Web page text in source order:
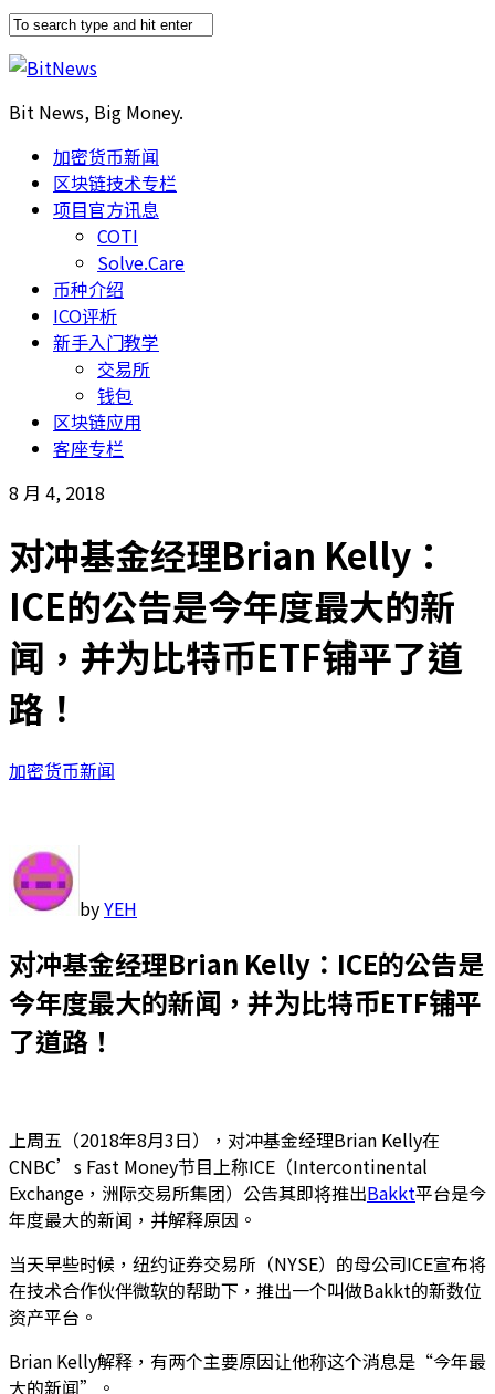
Bit News, Big Money.
加密货币新闻
区块链技术专栏
项目官方讯息
COTI
Solve.Care
币种介绍
ICO评析
新手入门教学
交易所
钱包
区块链应用
客座专栏
8 月 4, 2018
对冲基金经理Brian Kelly：
ICE的公告是今年度最大的新
闻，并为比特币ETF铺平了道
路！
加密货币新闻
byYEH
对冲基金经理Brian Kelly：ICE的公告是
今年度最大的新闻，并为比特币ETF铺平
了道路！
上周五（2018年8月3日），对冲基金经理Brian Kelly在
CNBC’s Fast Money节目上称ICE（Intercontinental
Exchange，洲际交易所集团）公告其即将推出Bakkt平台是今
年度最大的新闻，并解释原因。
当天早些时候，纽约证券交易所（NYSE）的母公司ICE宣布将
在技术合作伙伴微软的帮助下，推出一个叫做Bakkt的新数位
资产平台。
Brian Kelly解释，有两个主要原因让他称这个消息是“今年最
大的新闻”。